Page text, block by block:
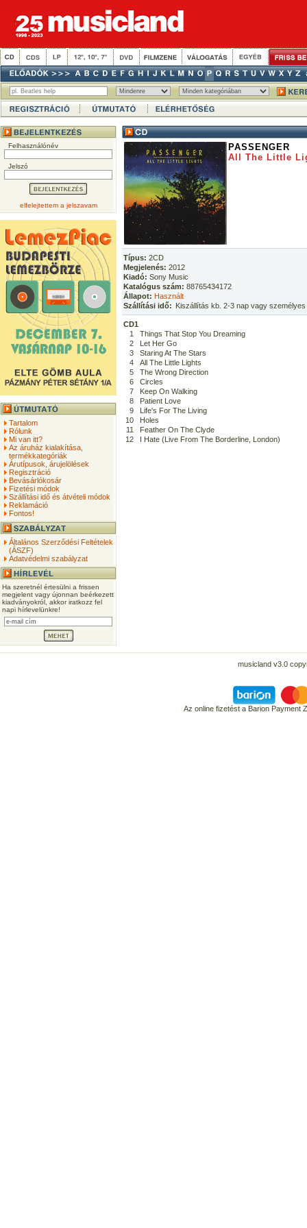
Felhasználónév
Jelszó
elfelejtettem a jelszavam
Tartalom
Rólunk
Mi van itt?
Az áruház kialakítása,
termékkategóriák
Árutípusok, árujelölések
Regisztráció
Bevásárlókosár
Fizetési módok
Szállítási idő és átvételi módok
Reklamáció
Fontos!
Általános Szerződési Feltételek
(ÁSZF)
Adatvédelmi szabályzat
Ha szeretnél értesülni a frissen
megjelent vagy újonnan beérkezett
kiadványokról, akkor iratkozz fel
napi hírlevelünkre!
PASSENGER
All The Little
Típus: 2CD
Megjelenés: 2012
Kiadó: Sony Music
Katalógus szám: 88765434172
Állapot: Használt
Szállítási idő: Kiszállítás kb. 2-3 nap vagy
CD1
1
Things That Stop You Dreaming
2
Let Her Go
3
Staring At The Stars
4
All The Little Lights
5
The Wrong Direction
6
Circles
7
Keep On Walking
8
Patient Love
9
Life's For The Living
10
Holes
11
Feather On The Clyde
12
I Hate (Live From The Borderline, London)
musicland v3.0
Az online fizetést a Barion Payment